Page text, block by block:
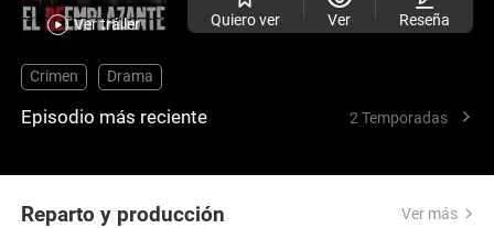
Ver tráiler Quiero ver Ver Reseña
Crimen Drama
Episodio más reciente 2 Temporadas
Reparto y producción Ver más